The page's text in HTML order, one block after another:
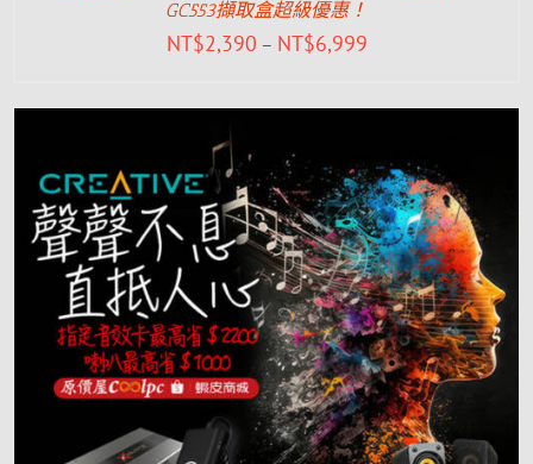
GC553擷取盒超級優惠！
NT$2,390 – NT$6,999